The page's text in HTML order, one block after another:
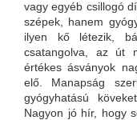
vagy egyéb csillogó
szépek, hanem
ilyen kő létezik,
csatangolva, az út
értékes ásványok
elő. Manapság
gyógyhatású
Nagyon jó hír, hogy